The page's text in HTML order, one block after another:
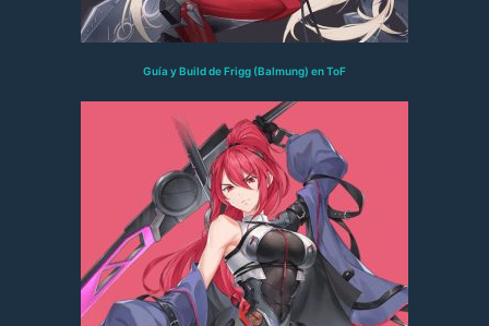
Guía y Build de Frigg (Balmung) en ToF